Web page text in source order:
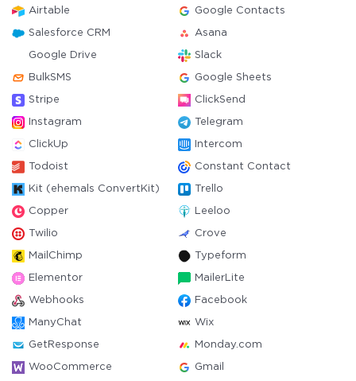
Airtable Google Contacts
Salesforce CRM Asana
Google Drive Slack
BulkSMS Google Sheets
Stripe ClickSend
Instagram Telegram
ClickUp Intercom
Todoist Constant Contact
Kit (ehemals ConvertKit) Trello
Copper Leeloo
Twilio Crove
MailChimp Typeform
Elementor MailerLite
Webhooks Facebook
ManyChat Wix
GetResponse Monday.com
WooCommerce Gmail